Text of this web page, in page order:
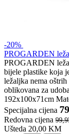
-20%
PROGARDEN
PROGARDEN
bijele plastike koja
ležaljka nema
oblikovana za
192x100x71cm
Specijalna cijena
Redovna cijena
Ušteda 20,00 KM